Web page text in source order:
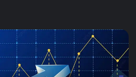
ما
هو
الـ
Swing